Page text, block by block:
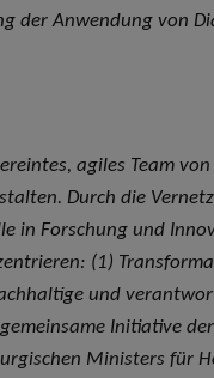
der Anwendung von
agiles Team
Durch die
in Forschung und
(1)
und
Initiative
Ministers für